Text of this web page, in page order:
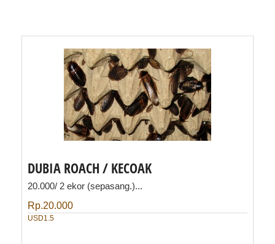
DUBIA ROACH / KECOAK
20.000/ 2 ekor (sepasang.)...
Rp.20.000
USD1.5